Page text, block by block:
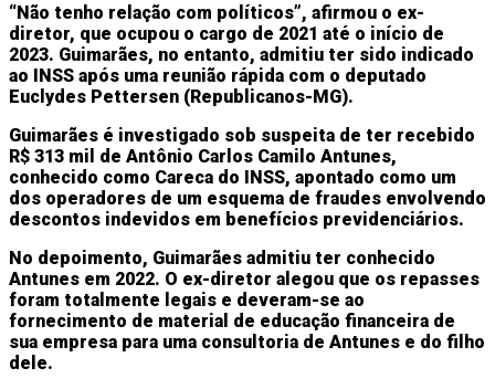
“Não tenho relação com políticos”, afirmou o ex-
diretor, que ocupou o cargo de 2021 até o início de
2023. Guimarães, no entanto, admitiu ter sido indicado
ao INSS após uma reunião rápida com o deputado
Euclydes Pettersen (Republicanos-MG).
Guimarães é investigado sob suspeita de ter recebido
R$ 313 mil de Antônio Carlos Camilo Antunes,
conhecido como Careca do INSS, apontado como um
dos operadores de um esquema de fraudes envolvendo
descontos indevidos em benefícios previdenciários.
No depoimento, Guimarães admitiu ter conhecido
Antunes em 2022. O ex-diretor alegou que os repasses
foram totalmente legais e deveram-se ao
fornecimento de material de educação financeira de
sua empresa para uma consultoria de Antunes e do filho
dele.